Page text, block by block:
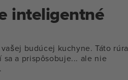
inteligentné
budúcej kuchyne. Táto rúra
a prispôsobuje... ale nie